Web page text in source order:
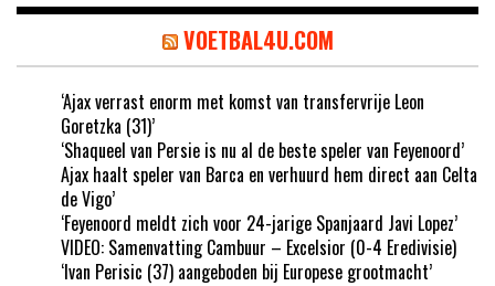
VOETBAL4U.COM
‘Ajax verrast enorm met komst van transfervrije Leon
Goretzka (31)’
‘Shaqueel van Persie is nu al de beste speler van Feyenoord’
Ajax haalt speler van Barca en verhuurd hem direct aan Celta
de Vigo’
‘Feyenoord meldt zich voor 24-jarige Spanjaard Javi Lopez’
VIDEO: Samenvatting Cambuur – Excelsior (0-4 Eredivisie)
‘Ivan Perisic (37) aangeboden bij Europese grootmacht’